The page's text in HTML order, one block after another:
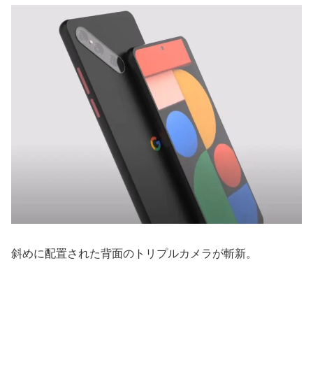
斜めに配置された背面のトリプルカメラが斬新。